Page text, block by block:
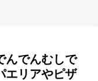
んでんむしで
エリアやピザ